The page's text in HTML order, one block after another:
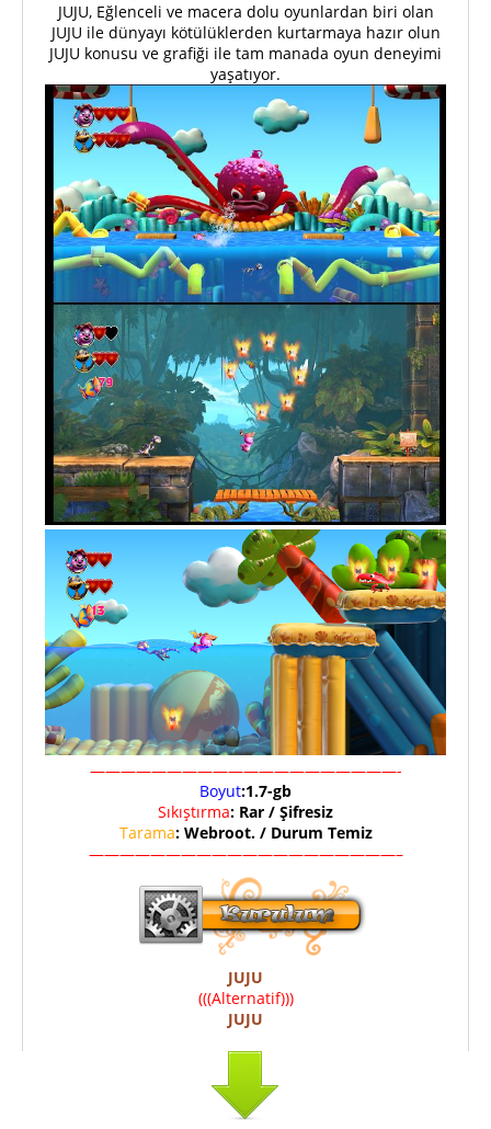
JUJU, Eğlenceli ve macera dolu oyunlardan biri olan
JUJU ile dünyayı kötülüklerden kurtarmaya hazır olun
JUJU konusu ve grafiği ile tam manada oyun deneyimi
yaşatıyor.
————————————————————-
Boyut:1.7-gb
Sıkıştırma: Rar / Şifresiz
Tarama: Webroot. / Durum Temiz
————————————————————–
JUJU
(((Alternatif)))
JUJU